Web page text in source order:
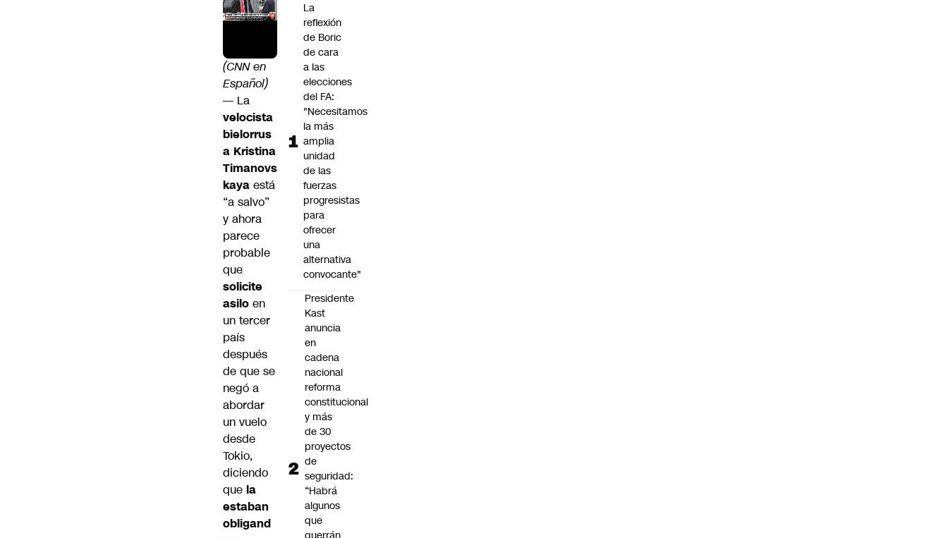
(CNN en
Español)
— La
velocista
bielorrus
a Kristina
Timanovs
kaya está
“a salvo”
y ahora
parece
probable
que
solicite
asilo en
un tercer
país
después
de que se
negó a
abordar
un vuelo
desde
Tokio,
diciendo
que la
estaban
obligand
La
reflexión
de Boric
de cara
a las
elecciones
del FA:
"Necesitamos
la más
amplia
unidad
de las
fuerzas
progresistas
para
ofrecer
una
alternativa
convocante"
Presidente
Kast
anuncia
en
cadena
nacional
reforma
constitucional
y más
de 30
proyectos
de
seguridad:
“Habrá
algunos
que